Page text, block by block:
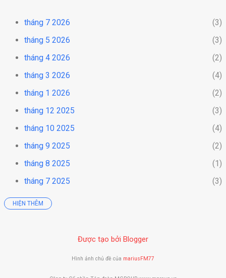
tháng 7 2026
3
tháng 5 2026
3
tháng 4 2026
2
tháng 3 2026
4
tháng 1 2026
2
tháng 12 2025
3
tháng 10 2025
4
tháng 9 2025
2
tháng 8 2025
1
tháng 7 2025
3
tháng 6 2025
HIỆN THÊM
Được tạo bởi Blogger
Hình ảnh chủ đề của mariusFM77